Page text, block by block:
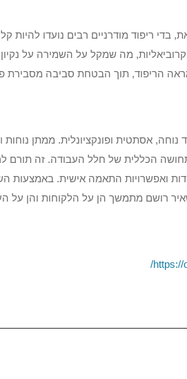
ריפוד מודרניים רבים נועדו להיות
מה שמקל על השמירה על נקיון
הריפוד, תוך הבטחת סביבה מסבירת
אסתטית ופונקציונלית. ממתן
הכללית של חלל העבודה. זה תורם
ואפשרויות התאמה אישית. באמצעות
רושם מתמשך הן על הלקוחות והן על
https://